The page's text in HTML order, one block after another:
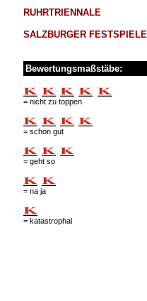
RUHRTRIENNALE
SALZBURGER FESTSPIELE
Bewertungsmaßstäbe:
= nicht zu toppen
= schon gut
= geht so
= na ja
= katastrophal